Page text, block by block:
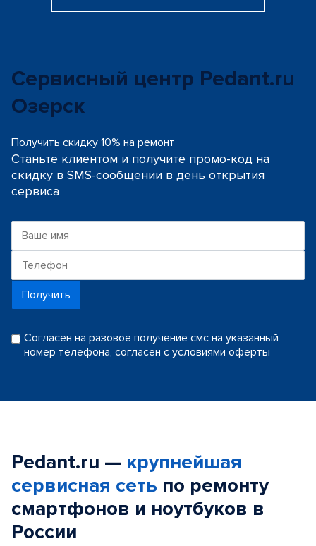
Сервисный центр Pedant.ru
Озерск
Получить скидку 10% на ремонт
Станьте клиентом и получите промо-код на
скидку в SMS-сообщении в день открытия
сервиса
Получить
Согласен на разовое получение смс на указанный
номер телефона, согласен с условиями оферты
Pedant.ru — крупнейшая
сервисная сеть по ремонту
смартфонов и ноутбуков в
России